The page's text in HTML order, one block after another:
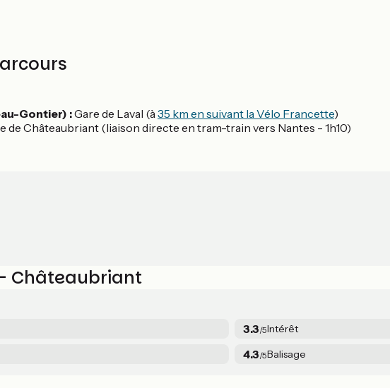
Gontier) :Gare de Laval (à 35 km en suivant la Vélo Francette)
de Châteaubriant (liaison directe en tram-train vers Nantes - 1h10)
Châteaubriant
3.3/5Intérêt
4.3/5Balisage